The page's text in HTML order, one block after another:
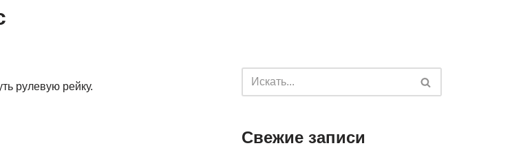
рулевую рейку.
Свежие записи